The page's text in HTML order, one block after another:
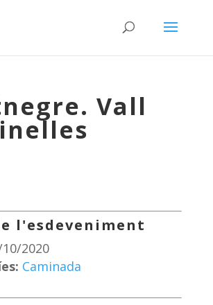
Vall
l'esdeveniment
2020
Caminada